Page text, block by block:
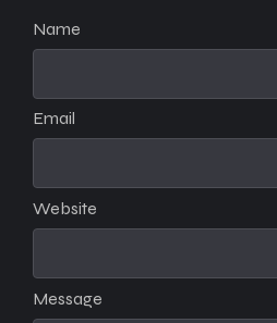
Message
Name
Email
Website